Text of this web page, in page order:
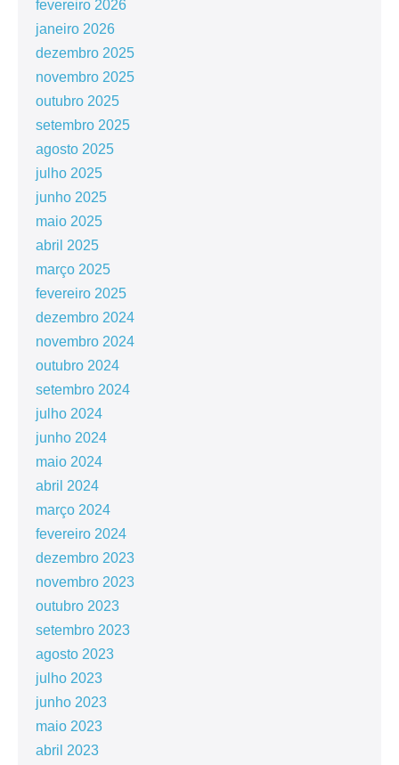
fevereiro 2026
janeiro 2026
dezembro 2025
novembro 2025
outubro 2025
setembro 2025
agosto 2025
julho 2025
junho 2025
maio 2025
abril 2025
março 2025
fevereiro 2025
dezembro 2024
novembro 2024
outubro 2024
setembro 2024
julho 2024
junho 2024
maio 2024
abril 2024
março 2024
fevereiro 2024
dezembro 2023
novembro 2023
outubro 2023
setembro 2023
agosto 2023
julho 2023
junho 2023
maio 2023
abril 2023